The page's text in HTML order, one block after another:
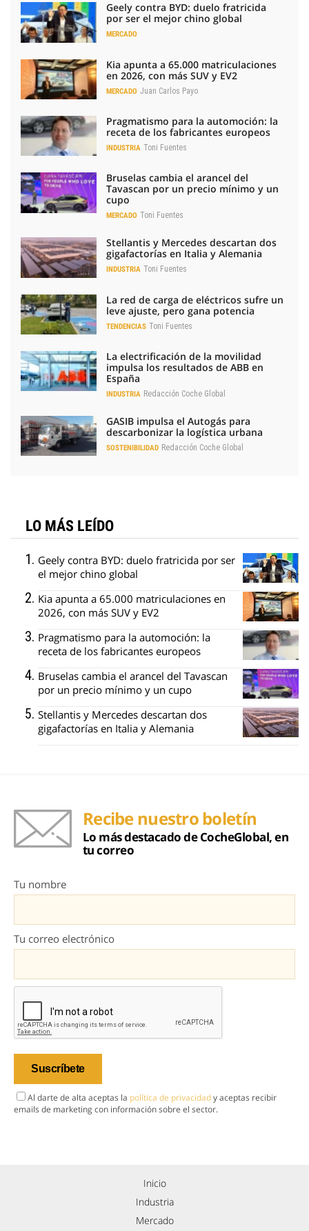
Geely contra BYD: duelo fratricida
por ser el mejor chino global
MERCADO
Kia apunta a 65.000 matriculaciones
en 2026, con más SUV y EV2
MERCADO Juan Carlos Payo
Pragmatismo para la automoción: la
receta de los fabricantes europeos
INDUSTRIA Toni Fuentes
Bruselas cambia el arancel del
Tavascan por un precio mínimo y un
cupo
MERCADO Toni Fuentes
Stellantis y Mercedes descartan dos
gigafactorías en Italia y Alemania
INDUSTRIA Toni Fuentes
La red de carga de eléctricos sufre un
leve ajuste, pero gana potencia
TENDENCIAS Toni Fuentes
La electrificación de la movilidad
impulsa los resultados de ABB en
España
INDUSTRIA Redacción Coche Global
GASIB impulsa el Autogás para
descarbonizar la logística urbana
SOSTENIBILIDAD Redacción Coche Global
LO MÁS LEÍDO
Geely contra BYD: duelo fratricida por ser
el mejor chino global
Kia apunta a 65.000 matriculaciones en
2026, con más SUV y EV2
Pragmatismo para la automoción: la
receta de los fabricantes europeos
Bruselas cambia el arancel del Tavascan
por un precio mínimo y un cupo
Stellantis y Mercedes descartan dos
gigafactorías en Italia y Alemania
Recibe nuestro boletín
Lo más destacado de CocheGlobal, en
tu correo
Tu nombre
Tu correo electrónico
Al darte de alta aceptas la política de privacidady aceptas recibir
emails de marketing con información sobre el sector.
Inicio
Industria
Mercado